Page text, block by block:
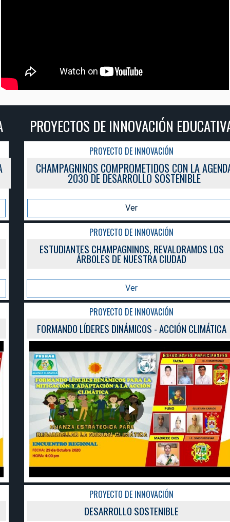
PROYECTOS DE INNOVACIÓN EDUCATIVA
PROYECTO DE INNOVACIÓN
CHAMPAGNINOS COMPROMETIDOS CON LA AGENDA
2030 DE DESARROLLO SOSTENIBLE
PROYECTO DE INNOVACIÓN
ESTUDIANTES CHAMPAGNINOS, REVALORAMOS LOS
ÁRBOLES DE NUESTRA CIUDAD
PROYECTO DE INNOVACIÓN
FORMANDO LÍDERES DINÁMICOS - ACCIÓN CLIMÁTICA
PROYECTO DE INNOVACIÓN
DESARROLLO SOSTENIBLE